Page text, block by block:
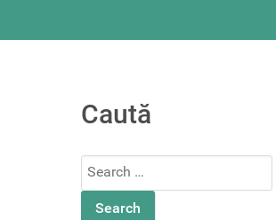
Caută
Search